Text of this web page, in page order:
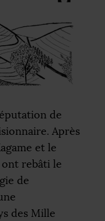
de
Après
et le
rebâti le
de
des Mille